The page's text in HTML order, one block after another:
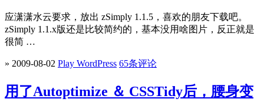
应潇潇水云要求，放出 zSimply 1.1.5，喜欢的朋友下载吧。
zSimply 1.1.x版还是比较简约的，基本没用啥图片，反正就是
很简 …
» 2009-08-02 Play WordPress 65条评论
用了Autoptimize ＆ CSSTidy后，腰身变